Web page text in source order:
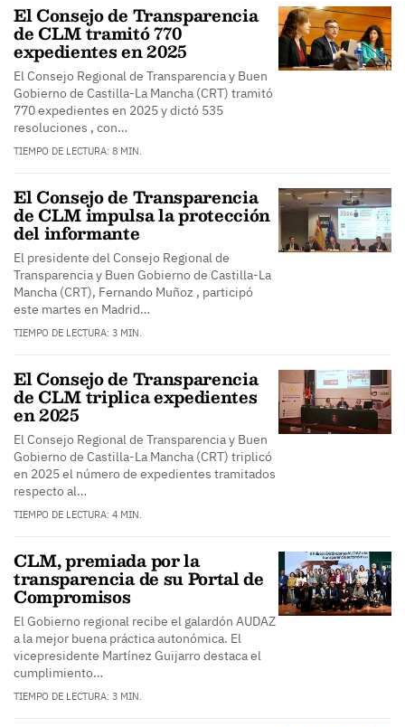
El Consejo de Transparencia
de CLM tramitó 770
expedientes en 2025
El Consejo Regional de Transparencia y Buen
Gobierno de Castilla-La Mancha (CRT) tramitó
770 expedientes en 2025 y dictó 535
resoluciones , con…
TIEMPO DE LECTURA: 8 MIN.
El Consejo de Transparencia
de CLM impulsa la protección
del informante
El presidente del Consejo Regional de
Transparencia y Buen Gobierno de Castilla-La
Mancha (CRT), Fernando Muñoz , participó
este martes en Madrid…
TIEMPO DE LECTURA: 3 MIN.
El Consejo de Transparencia
de CLM triplica expedientes
en 2025
El Consejo Regional de Transparencia y Buen
Gobierno de Castilla-La Mancha (CRT) triplicó
en 2025 el número de expedientes tramitados
respecto al…
TIEMPO DE LECTURA: 4 MIN.
CLM, premiada por la
transparencia de su Portal de
Compromisos
El Gobierno regional recibe el galardón AUDAZ
a la mejor buena práctica autonómica. El
vicepresidente Martínez Guijarro destaca el
cumplimiento…
TIEMPO DE LECTURA: 3 MIN.